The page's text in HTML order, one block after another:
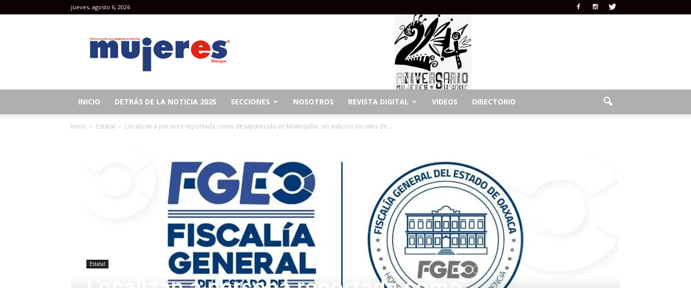
jueves, agosto 6, 2026
Mujeres
INICIO DETRÁS DE LA NOTICIA 2025 SECCIONES NOSOTROS REVISTA DIGITAL VIDEOS DIRECTORIO
Inicio Estatal Localizan a persona reportada como desaparecida en Mixtequilla; sin indicios iniciales de...
Estatal